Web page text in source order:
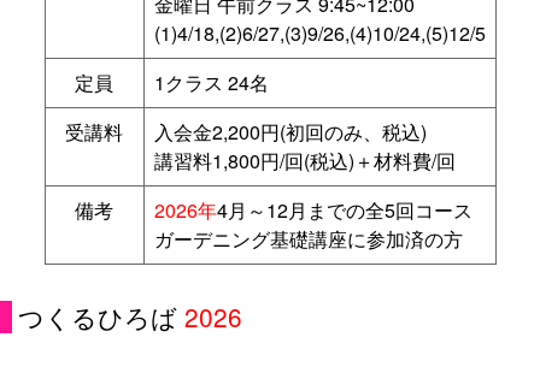
(1)4/18,(2)6/27,(3)9/26,(4)10/24,(5)12/5
定員
1クラス 24名
受講料
入会金2,200円(初回のみ、税込)
講習料1,800円/回(税込)＋材料費/回
備考
2026年4月～12月までの全5回コース
ガーデニング基礎講座に参加済の方
つくるひろば 2026